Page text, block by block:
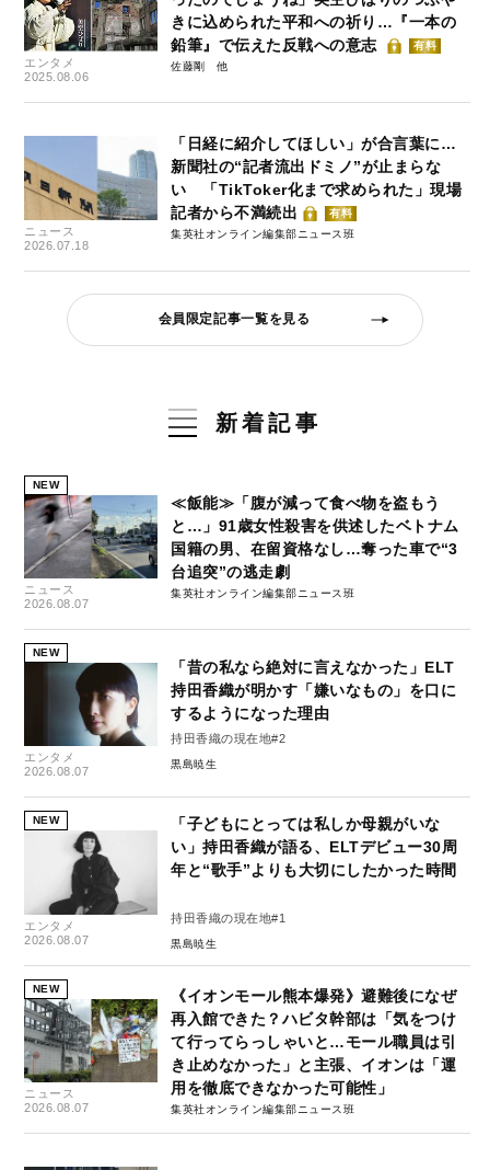
エンタメ
2025.08.06
きに込められた平和への祈り…『一本の
鉛筆』で伝えた反戦への意志
有料
佐藤剛
ニュース
2026.07.18
「日経に紹介してほしい」が合言葉に…
新聞社の“記者流出ドミノ”が止まらな
い 「TikToker化まで求められた」現場
記者から不満続出
有料
集英社オンライン編集部ニュース班
会員限定記事一覧を見る
新着記事
NEW
ニュース
2026.08.07
≪飯能≫「腹が減って食べ物を盗もう
と…」91歳女性殺害を供述したベトナム
国籍の男、在留資格なし…奪った車で“3
台追突”の逃走劇
集英社オンライン編集部ニュース班
NEW
エンタメ
2026.08.07
「昔の私なら絶対に言えなかった」ELT
持田香織が明かす「嫌いなもの」を口に
するようになった理由
持田香織の現在地#2
黒島暁生
NEW
エンタメ
2026.08.07
「子どもにとっては私しか母親がいな
い」持田香織が語る、ELTデビュー30周
年と“歌手”よりも大切にしたかった時間
持田香織の現在地#1
黒島暁生
NEW
ニュース
2026.08.07
《イオンモール熊本爆発》避難後になぜ
再入館できた？ハビタ幹部は「気をつけ
て行ってらっしゃいと…モール職員は引
き止めなかった」と主張、イオンは「運
用を徹底できなかった可能性」
集英社オンライン編集部ニュース班